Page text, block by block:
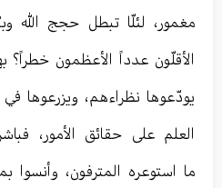
مغمور، لئلّا تبطل حجج الله
الأقلّون عدداً الأعظمون
يودّعوها نظراءهم، ويزرعوها
العلم على حقائق الأمور،
ما استوعره المترفون، وأنسوا